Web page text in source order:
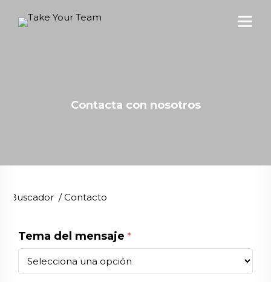
Contacta con nosotros
Buscador /Contacto
Tema del mensaje *